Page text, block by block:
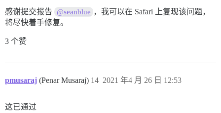
感谢提交报告 @seanblue ，我可以在 Safari 上复现该问题，
将尽快着手修复。
3 个赞
pmusaraj (Penar Musaraj) 2021 年4 月 26 日 12:53
14
这已通过